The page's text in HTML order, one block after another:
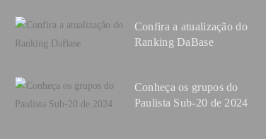
Confira a atualização do
Ranking DaBase
Conheça os grupos do
Paulista Sub-20 de 2024